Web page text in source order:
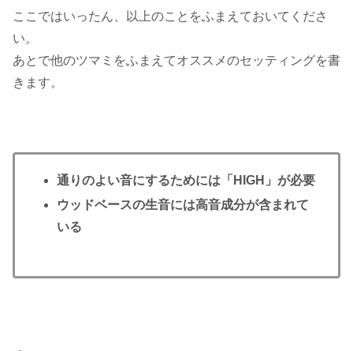
ここではいったん、以上のことをふまえておいてくださ
い。
あとで他のツマミをふまえてオススメのセッティングを書
きます。
通りのよい音にするためには「HIGH」が必要
ウッドベースの生音には高音成分が含まれて
いる